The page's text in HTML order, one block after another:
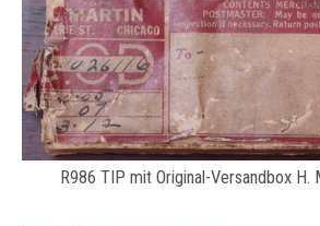
R986 TIP mit Original-Versandbox H.